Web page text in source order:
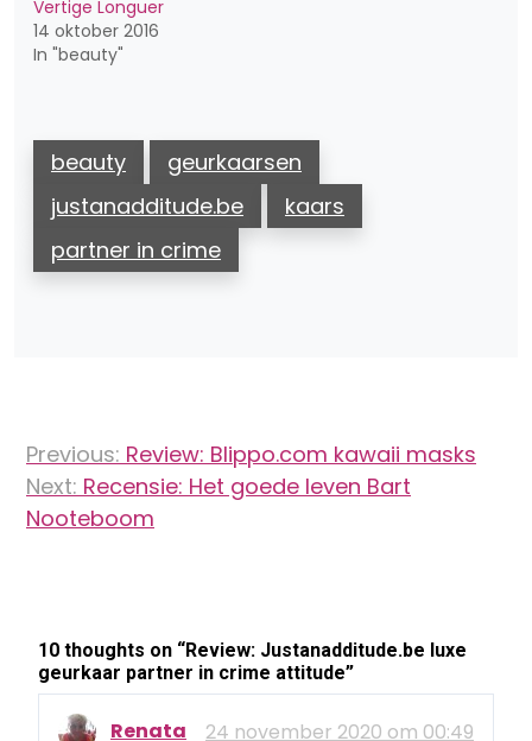
Vertige Longuer
14 oktober 2016
In "beauty"
beauty
geurkaarsen
justanadditude.be
kaars
partner in crime
navigatie
Previous: Review: Blippo.com kawaii masks
Next: Recensie: Het goede leven Bart
Nooteboom
10 thoughts on “Review: Justanadditude.be luxe
geurkaar partner in crime attitude”
Renata
24 november 2020 om 00:49